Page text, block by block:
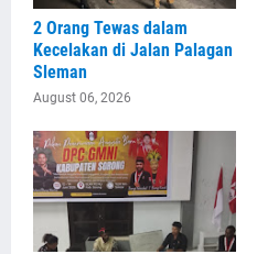
2 Orang Tewas dalam
Kecelakan di Jalan Palagan
Sleman
August 06, 2026